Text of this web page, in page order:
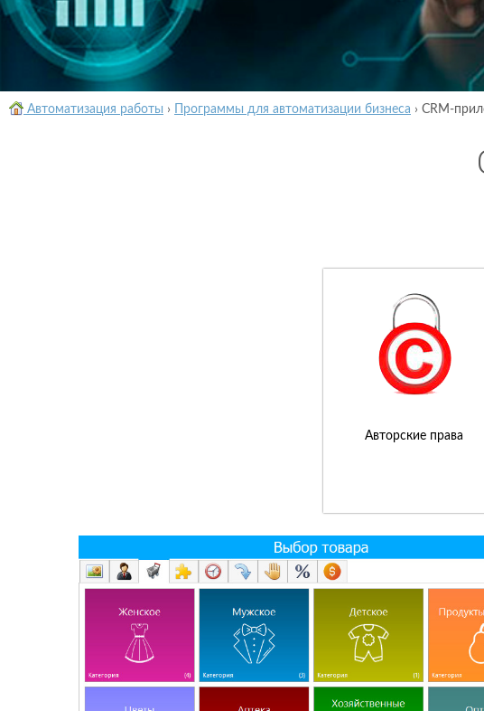
Автоматизация работы › Программы для автоматизации бизнеса › CRM-
Авторские права